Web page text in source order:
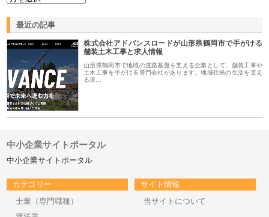
最近の記事
株式会社アドバンスロードが山形県鶴岡市で手がける
舗装土木工事と求人情報
山形県鶴岡市で地域の道路基盤を支える企業として、舗装工事や
土木工事を手がける専門会社があります。地域住民の生活を支え
る道…
中小企業サイトポータル
中小企業サイトポータル
カテゴリー
士業（専門職種）
サイト情報
当サイトについて